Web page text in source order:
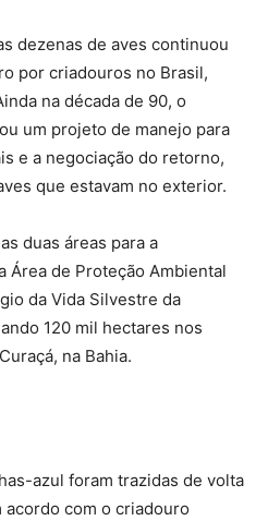
dezenas de aves continuou
por criadouros no Brasil,
na década de 90, o
um projeto de manejo para
e a negociação do retorno,
que estavam no exterior.
duas áreas para a
Área de Proteção Ambiental
da Vida Silvestre da
120 mil hectares nos
na Bahia.
azul foram trazidas de volta
acordo com o criadouro